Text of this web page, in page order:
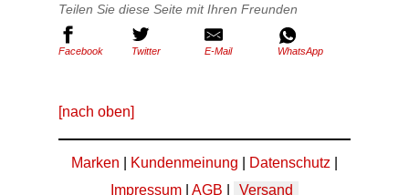
Teilen Sie diese Seite mit Ihren Freunden
Facebook Twitter E-Mail WhatsApp
[nach oben]
Marken Kundenmeinung Datenschutz
Impressum
AGB Versand